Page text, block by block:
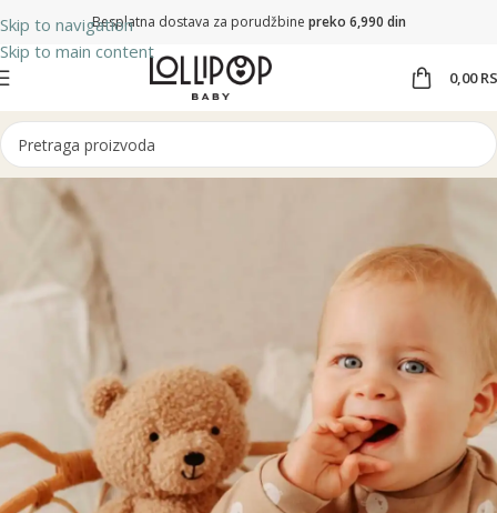
Skip to navigation
Skip to main content
Besplatna dostava za porudžbine preko 6,990 din
0,00